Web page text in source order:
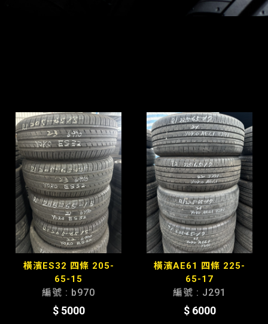
橫濱ES32 四條 205-
65-15
編號 : b970
$ 5000
橫濱AE61 四條 225-
65-17
編號 : J291
$ 6000